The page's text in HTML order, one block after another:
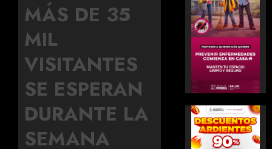
MÁS DE 35
MIL
VISITANTES
SE ESPERAN
DURANTE LA
SEMANA